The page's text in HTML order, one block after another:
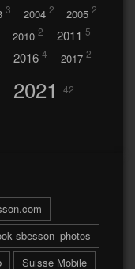
3 2004 2 2005 2
2010 2 2011 5
2016 4 2017 2
2021 42
3
Adelboden 2
sbesson_photos
Suisse Mobile